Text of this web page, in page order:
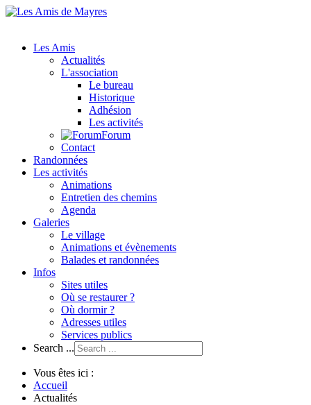
Les Amis
Actualités
L'association
Le bureau
Historique
Adhésion
Les activités
Forum
Contact
Randonnées
Les activités
Animations
Entretien des chemins
Agenda
Galeries
Le village
Animations et évènements
Balades et randonnées
Infos
Sites utiles
Où se restaurer ?
Où dormir ?
Adresses utiles
Services publics
Search ...
Vous êtes ici :
Accueil
Actualités